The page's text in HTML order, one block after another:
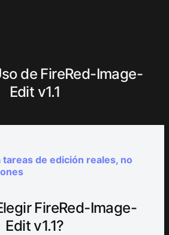
de FireRed-Image-
Edit v1.1
de edición reales, no
FireRed-Image-
Edit v1.1?